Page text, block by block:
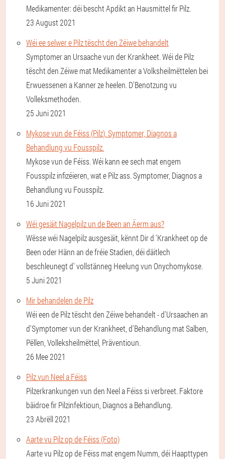
Medikamenter: déi bescht Apdikt an Hausmittel fir Pilz.
23 August 2021
Wéi ee selwer e Pilz tëscht den Zéiwe behandelt
Symptomer an Ursaache vun der Krankheet. Wéi de Pilz
tëscht den Zéiwe mat Medikamenter a Volksheilmëttelen bei
Erwuessenen a Kanner ze heelen. D'Benotzung vu
Volleksmethoden.
25 Juni 2021
Mykose vun de Féiss (Pilz). Symptomer, Diagnos a
Behandlung vu Fousspilz.
Mykose vun de Féiss. Wéi kann ee sech mat engem
Fousspilz infizéieren, wat e Pilz ass. Symptomer, Diagnos a
Behandlung vu Fousspilz.
16 Juni 2021
Wéi gesäit Nagelpilz un de Been an Äerm aus?
Wësse wéi Nagelpilz ausgesäit, kënnt Dir d 'Krankheet op de
Been oder Hänn an de fréie Stadien, déi däitlech
beschleunegt d' vollstänneg Heelung vun Onychomykose.
5 Juni 2021
Mir behandelen de Pilz
Wéi een de Pilz tëscht den Zéiwe behandelt - d'Ursaachen an
d'Symptomer vun der Krankheet, d'Behandlung mat Salben,
Pëllen, Volleksheilmëttel, Präventioun.
26 Mee 2021
Pilz vun Neel a Féiss
Pilzerkrankungen vun den Neel a Féiss si verbreet. Faktore
bäidroe fir Pilzinfektioun, Diagnos a Behandlung.
23 Abrëll 2021
Aarte vu Pilz op de Féiss (Foto)
Aarte vu Pilz op de Féiss mat engem Numm, déi Haapttypen